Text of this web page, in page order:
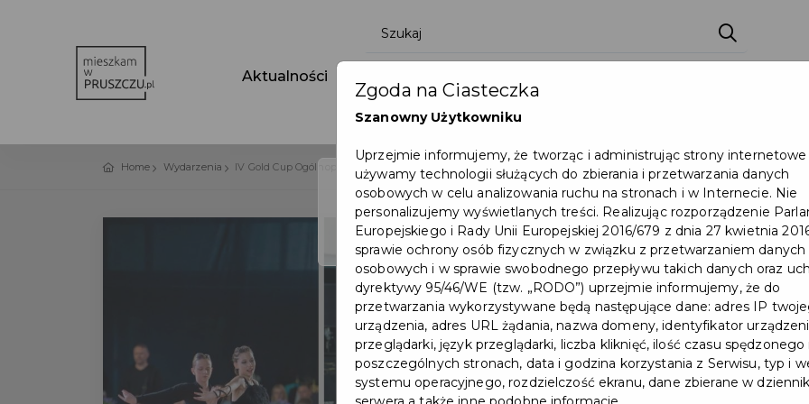
Aktualności
Dokumenty
Home Wydarzenia IV Gold Cup Ogólnopolski Turniej Tańca Sportowego o Puchar Burmistrza Pruszcza Gdańskiego
Wydarzenie już się zakończyło
Zgoda na Ciasteczka
Szanowny Użytkowniku
Uprzejmie informujemy, że tworząc i administrując strony internetowe
używamy technologii służących do zbierania i przetwarzania danych
osobowych w celu analizowania ruchu na stronach i w Internecie. Nie
personalizujemy wyświetlanych treści. Realizując rozporządzenie
Europejskiego i Rady Unii Europejskiej 2016/679 z dnia 27 kwietnia
sprawie ochrony osób fizycznych w związku z przetwarzaniem danych
osobowych i w sprawie swobodnego przepływu takich danych oraz
dyrektywy 95/46/WE (tzw. „RODO”) uprzejmie informujemy, że do
przetwarzania wykorzystywane będą następujące dane: adres IP
urządzenia, adres URL żądania, nazwa domeny, identyfikator
przeglądarki, język przeglądarki, liczba kliknięć, ilość czasu spędzonego
poszczególnych stronach, data i godzina korzystania z Serwisu, typ i
systemu operacyjnego, rozdzielczość ekranu, dane zbierane w